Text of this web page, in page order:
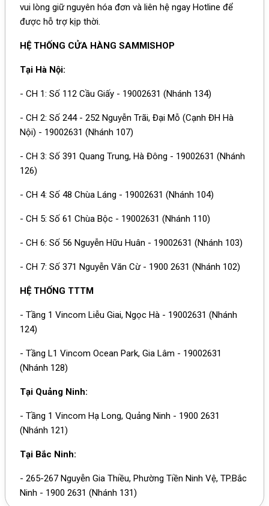
vui lòng giữ nguyên hóa đơn và liên hệ ngay Hotline để
được hỗ trợ kịp thời.
HỆ THỐNG CỬA HÀNG SAMMISHOP
Tại Hà Nội:
- CH 1: Số 112 Cầu Giấy - 19002631 (Nhánh 134)
- CH 2: Số 244 - 252 Nguyễn Trãi, Đại Mỗ (Cạnh ĐH Hà
Nội) - 19002631 (Nhánh 107)
- CH 3: Số 391 Quang Trung, Hà Đông - 19002631 (Nhánh
126)
- CH 4: Số 48 Chùa Láng - 19002631 (Nhánh 104)
- CH 5: Số 61 Chùa Bộc - 19002631 (Nhánh 110)
- CH 6: Số 56 Nguyễn Hữu Huân - 19002631 (Nhánh 103)
- CH 7: Số 371 Nguyễn Văn Cừ - 1900 2631 (Nhánh 102)
HỆ THỐNG TTTM
- Tầng 1 Vincom Liễu Giai, Ngọc Hà - 19002631 (Nhánh
124)
- Tầng L1 Vincom Ocean Park, Gia Lâm - 19002631
(Nhánh 128)
Tại Quảng Ninh:
- Tầng 1 Vincom Hạ Long, Quảng Ninh - 1900 2631
(Nhánh 121)
Tại Bắc Ninh:
- 265-267 Nguyễn Gia Thiều, Phường Tiền Ninh Vệ, TP.Bắc
Ninh - 1900 2631 (Nhánh 131)